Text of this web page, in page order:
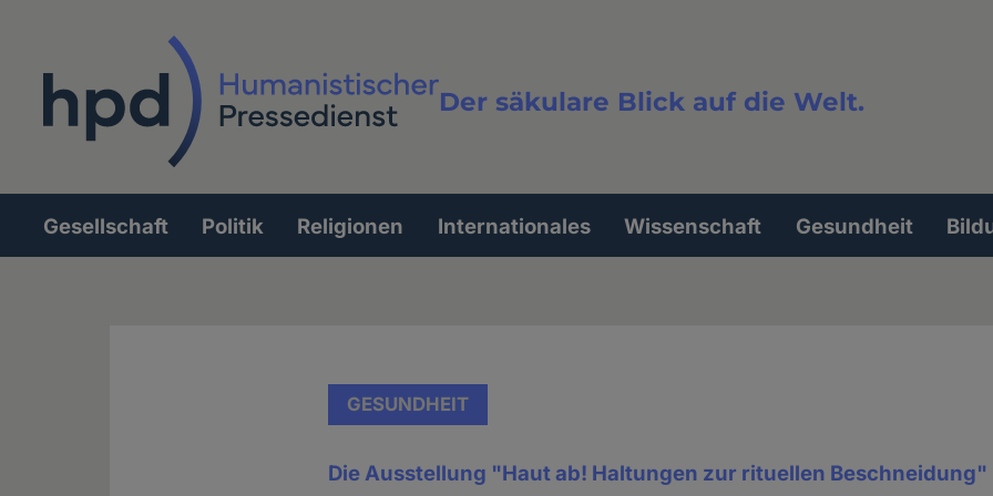
Der säkulare Blick auf die Welt.
Volltextsuche
Hauptnavigation
Gesellschaft Politik Religionen Internationales Wissenschaft Gesundheit
GESUNDHEIT
Die Ausstellung "Haut ab! Haltungen zur rituellen Beschneidung"